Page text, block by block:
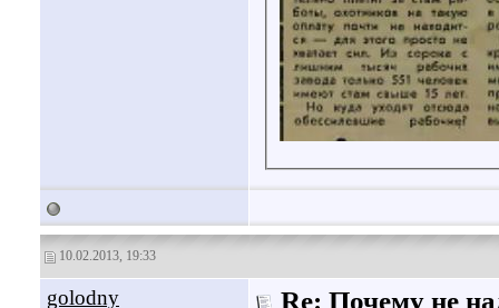
10.02.2013, 19:33
golodny Re: Почему не